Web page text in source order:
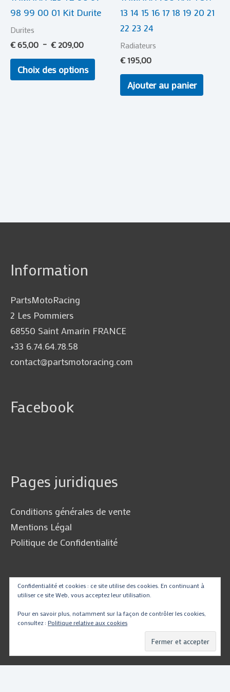
98 99 00 01 Kit Durite
Durites
€65,00 – € 209,00
Choix des options
choisies
page
13 14 15 16 17 18 19 20 21
22 23 24
Radiateurs
€195,00
Ajouter au panier
Information
PartsMotoRacing
2 Les Pommiers
68550 Saint Amarin FRANCE
+33 6.74.64.78.58
contact@partsmotoracing.com
Facebook
Pages juridiques
Conditions générales de vente
Mentions Légal
Politique de Confidentialité
Traduire
Confidentialité et cookies : ce site utilise des cookies. En continuant à
utiliser ce site Web, vous acceptez leur utilisation.
Pour en savoir plus, notamment sur la façon de contrôler les cookies,
consultez :Politique relative aux cookies